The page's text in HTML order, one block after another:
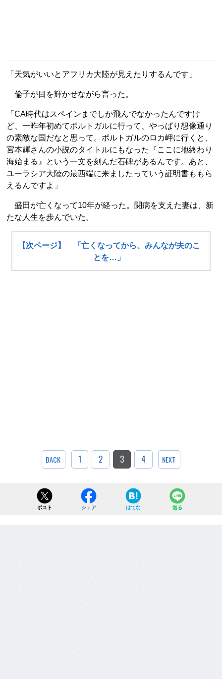
「天気がいいとアフリカ大陸が見えたりするんです」
倫子が目を輝かせながら言った。
「CA時代はスペインまでしか飛んでなかったんですけ
ど、一昨年初めてポルトガルに行って、やっぱり想像通り
の素敵な国だなと思って。ポルトガルのロカ岬に行くと、
宮本輝さんの小説のタイトルにもなった『ここに地終わり
海始まる』という一文を刻んだ石碑があるんです。あと、
ユーラシア大陸の最西端に来ましたっていう証明書ももら
えるんですよ」
盛田が亡くなって10年が経った。闘病を支えた妻は、新
たな人生を歩んでいた。
【次ページ】 「亡くなってから、みんなが夫のこ
とを…」
BACK 1 2 3 4 NEXT
ポスト シェア はてな 送る